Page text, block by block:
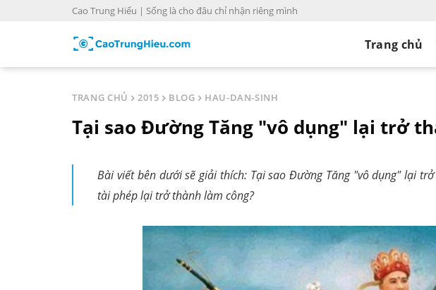
Cao Trung Hiếu | Sống là cho đâu chỉ nhận riêng mình
Trang chủ
TRANG CHỦ 2015 BLOG HAU-DAN-SINH
Tại sao Đường Tăng "vô dụng" lại trở
Bài viết bên dưới sẽ giải thích: Tại sao Đường Tăng "vô dụng" lại
tài phép lại trở thành làm công?